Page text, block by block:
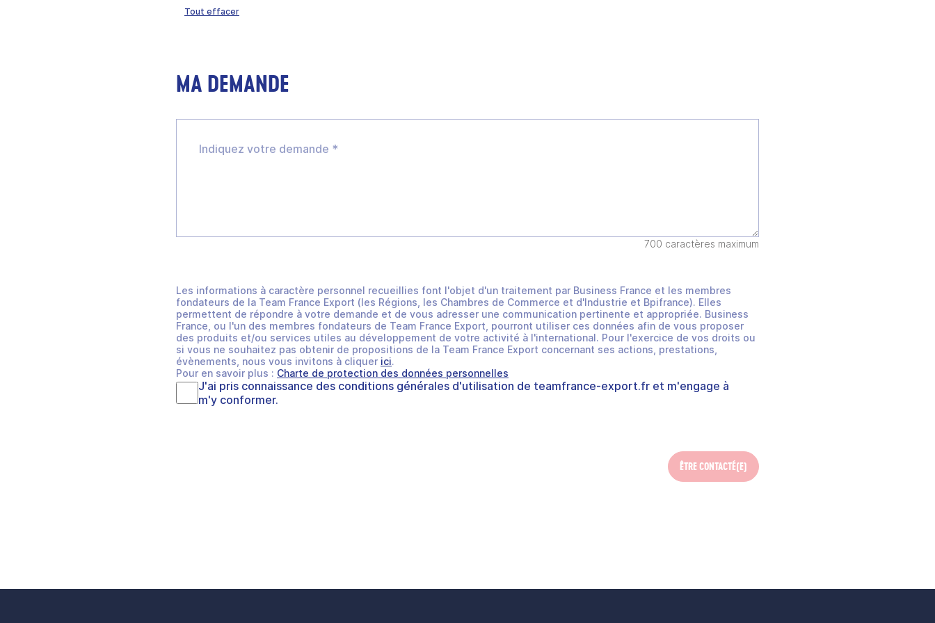
Tout effacer
MA DEMANDE
700 caractères maximum
Les informations à caractère personnel recueillies font l'objet d'un traitement par Business France et les membres
fondateurs de la Team France Export (les Régions, les Chambres de Commerce et d'Industrie et Bpifrance). Elles
permettent de répondre à votre demande et de vous adresser une communication pertinente et appropriée. Business
France, ou l'un des membres fondateurs de Team France Export, pourront utiliser ces données afin de vous proposer
des produits et/ou services utiles au développement de votre activité à l'international. Pour l'exercice de vos droits ou
si vous ne souhaitez pas obtenir de propositions de la Team France Export concernant ses actions, prestations,
évènements, nous vous invitons à cliquer ici.
Pour en savoir plus : Charte de protection des données personnelles
J'ai pris connaissance des conditions générales d'utilisation de teamfrance-export.fr et m'engage à
m'y conformer.
ÊTRE CONTACTÉ(E)